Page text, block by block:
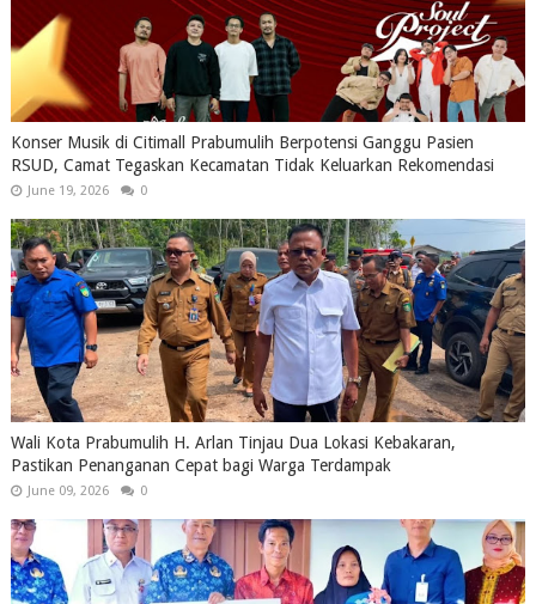
Konser Musik di Citimall Prabumulih Berpotensi Ganggu Pasien
RSUD, Camat Tegaskan Kecamatan Tidak Keluarkan Rekomendasi
June 19, 2026 0
Wali Kota Prabumulih H. Arlan Tinjau Dua Lokasi Kebakaran,
Pastikan Penanganan Cepat bagi Warga Terdampak
June 09, 2026 0